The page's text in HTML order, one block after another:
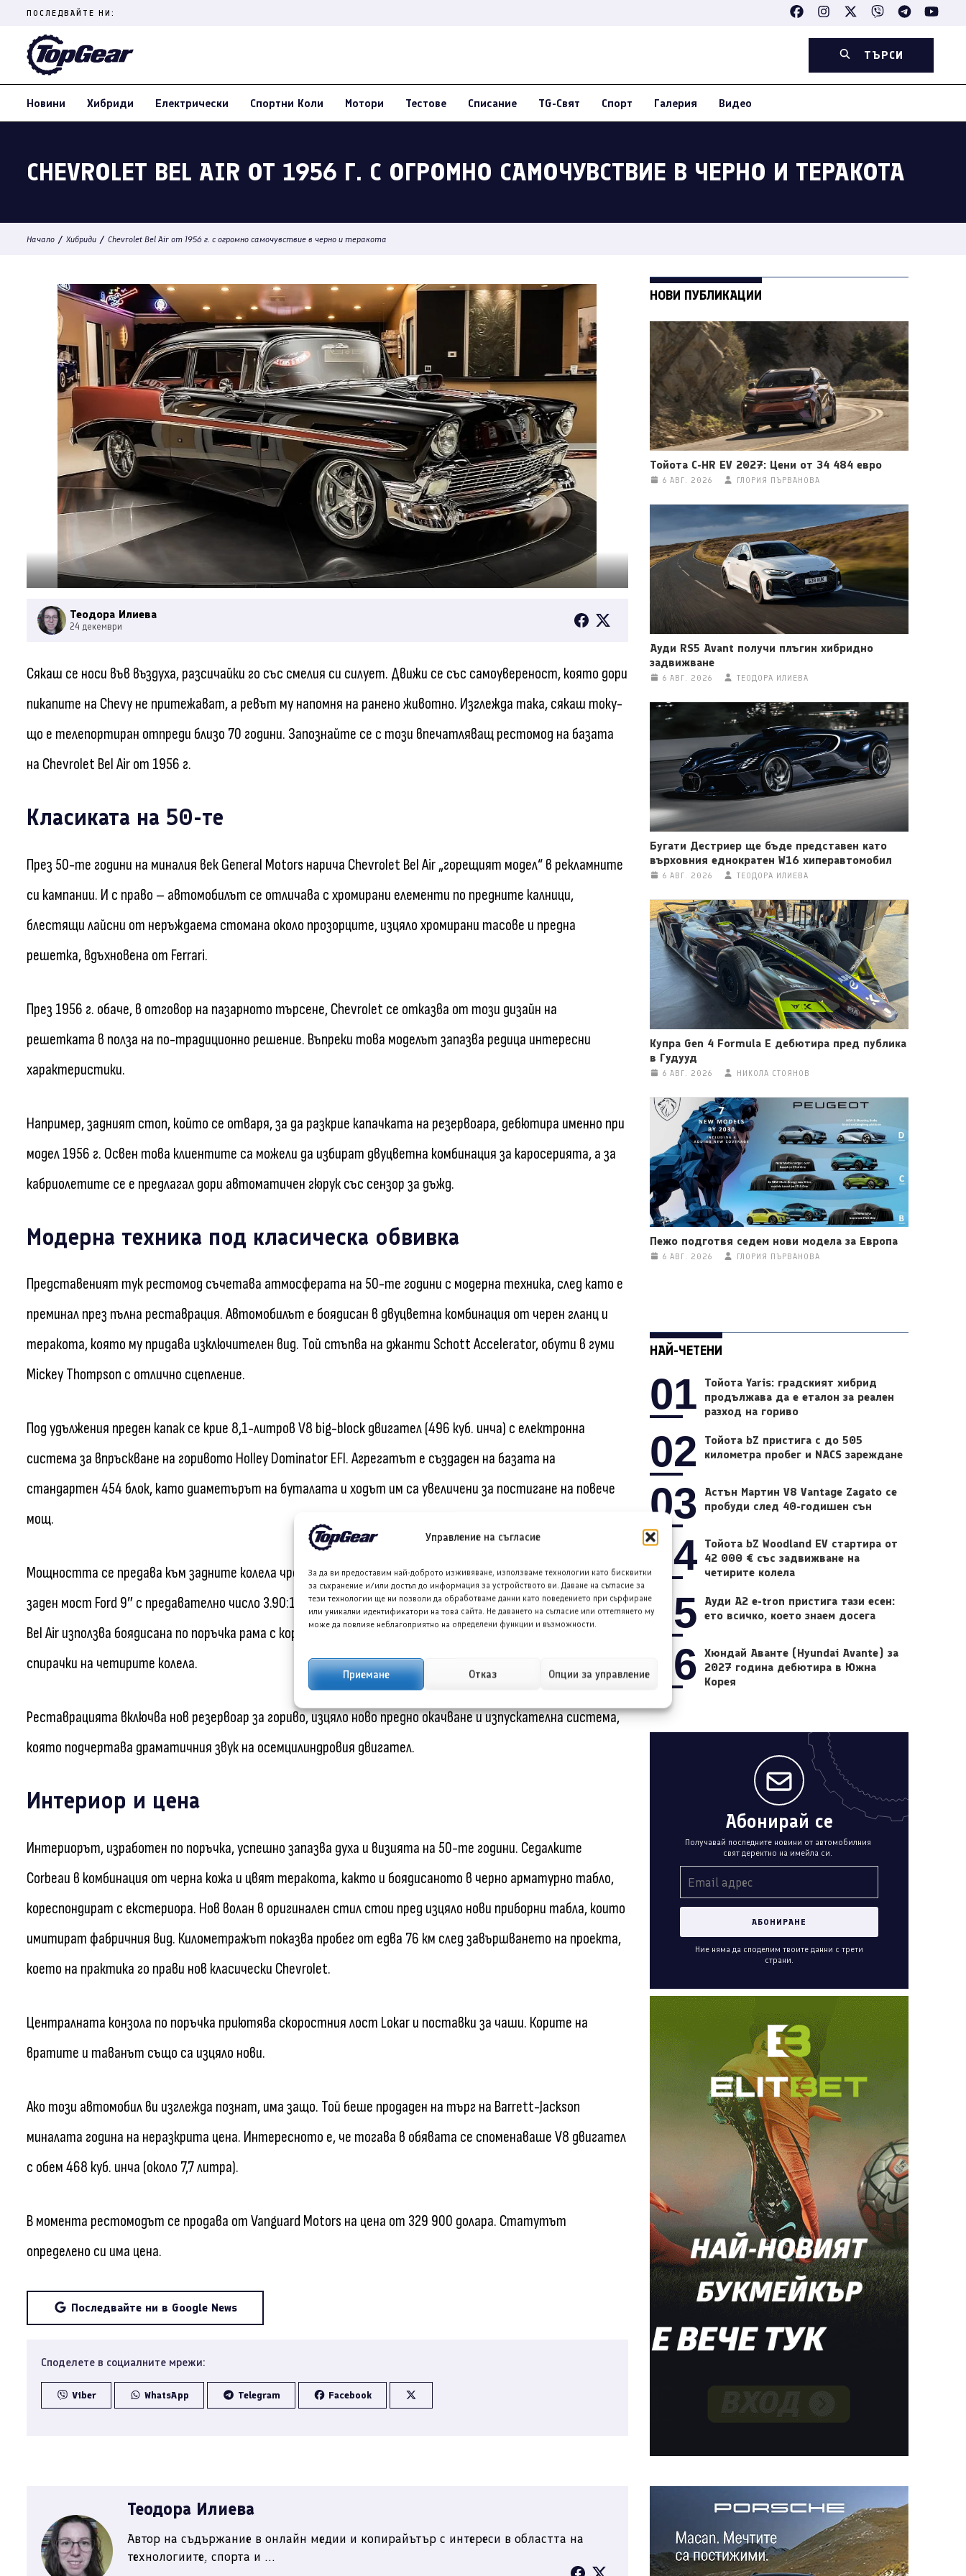
Управление на съгласие
За да ви предоставим най-доброто изживяване, използваме технологии като бисквитки
за съхранение и/или достъп до информация за устройството ви. Даване на съгласие за
тези технологии ще ни позволи да обработваме данни като поведението при сърфиране
или уникални идентификатори на това сайта. Не даването на съгласие или оттеглянето му
може да повлияе неблагоприятно на определени функции и възможности.
Приемане Отказ Опции за управление
content
(Press
ПОСЛЕДВАЙТЕ НИ:
ТЪРСИ
Новини Хибриди Електрически Спортни Коли Мотори Тестове Списание TG-Свят Спорт Галерия Видео
CHEVROLET BEL AIR ОТ 1956 Г. С ОГРОМНО САМОЧУВСТВИЕ В ЧЕРНО И ТЕРАКОТА
Начало / Хибриди / Chevrolet Bel Air от 1956 г. с огромно самочувствие в черно и теракота
Теодора Илиева
24 декември
Сякаш се носи във въздуха, разсичайки го със смелия си силует. Движи се със самоувереност, която дори
пикапите на Chevy не притежават, а ревът му напомня на ранено животно. Изглежда така, сякаш току-
що е телепортиран отпреди близо 70 години. Запознайте се с този впечатляващ рестомод на базата
на Chevrolet Bel Air от 1956 г.
Класиката на 50-те
През 50-те години на миналия век General Motors нарича Chevrolet Bel Air „горещият модел“ в рекламните
си кампании. И с право – автомобилът се отличава с хромирани елементи по предните калници,
блестящи лайсни от неръждаема стомана около прозорците, изцяло хромирани тасове и предна
решетка, вдъхновена от Ferrari.
През 1956 г. обаче, в отговор на пазарното търсене, Chevrolet се отказва от този дизайн на
решетката в полза на по-традиционно решение. Въпреки това моделът запазва редица интересни
характеристики.
Например, задният стоп, който се отваря, за да разкрие капачката на резервоара, дебютира именно при
модел 1956 г. Освен това клиентите са можели да избират двуцветна комбинация за каросерията, а за
кабриолетите се е предлагал дори автоматичен гюрук със сензор за дъжд.
Модерна техника под класическа обвивка
Представеният тук рестомод съчетава атмосферата на 50-те години с модерна техника, след като е
преминал през пълна реставрация. Автомобилът е боядисан в двуцветна комбинация от черен гланц и
теракота, която му придава изключителен вид. Той стъпва на джанти Schott Accelerator, обути в гуми
Mickey Thompson с отлично сцепление.
Под удължения преден капак се крие 8,1-литров V8 big-block двигател (496 куб. инча) с електронна
система за впръскване на горивото Holley Dominator EFI. Агрегатът е създаден на базата на
стандартен 454 блок, като диаметърът на буталата и ходът им са увеличени за постигане на повече
мощ.
Мощността се предава към задните колела чрез тристепенна автоматична скоростна кутия TH400 и
заден мост Ford 9″ с предавателно число 3.90:1 и диференциал с ограничено приплъзване (posi-traction).
Bel Air използва боядисана по поръчка рама с кормилна рейка, а спирачната сила се осигурява от дискови
спирачки на четирите колела.
Реставрацията включва нов резервоар за гориво, изцяло ново предно окачване и изпускателна система,
която подчертава драматичния звук на осемцилиндровия двигател.
Интериор и цена
Интериорът, изработен по поръчка, успешно запазва духа и визията на 50-те години. Седалките
Corbeau в комбинация от черна кожа и цвят теракота, както и боядисаното в черно арматурно табло,
кореспондират с екстериора. Нов волан в оригинален стил стои пред изцяло нови приборни табла, които
имитират фабричния вид. Километражът показва пробег от едва 76 км след завършването на проекта,
което на практика го прави нов класически Chevrolet.
Централната конзола по поръчка приютява скоростния лост Lokar и поставки за чаши. Корите на
вратите и таванът също са изцяло нови.
Ако този автомобил ви изглежда познат, има защо. Той беше продаден на търг на Barrett-Jackson
миналата година на неразкрита цена. Интересното е, че тогава в обявата се споменаваше V8 двигател
с обем 468 куб. инча (около 7,7 литра).
В момента рестомодът се продава от Vanguard Motors на цена от 329 900 долара. Статутът
определено си има цена.
Последвайте ни в Google News
Споделете в социалните мрежи:
Viber WhatsApp Telegram Facebook
Теодора Илиева
Автор на съдържание в онлайн медии и копирайътър с интереси в областта на
технологиите, спорта и ...
НОВИ ПУБЛИКАЦИИ
Тойота C-HR EV 2027: Цени от 34 484 евро
6 АВГ. 2026 ГЛОРИЯ ПЪРВАНОВА
Ауди RS5 Avant получи плъгин хибридно
задвижване
6 АВГ. 2026 ТЕОДОРА ИЛИЕВА
Бугати Дестриер ще бъде представен като
върховния еднократен W16 хиперавтомобил
6 АВГ. 2026 ТЕОДОРА ИЛИЕВА
Купра Gen 4 Formula E дебютира пред публика
в Гудууд
6 АВГ. 2026 НИКОЛА СТОЯНОВ
Пежо подготвя седем нови модела за Европа
6 АВГ. 2026 ГЛОРИЯ ПЪРВАНОВА
НАЙ-ЧЕТЕНИ
01
Тойота Yaris: градският хибрид
продължава да е еталон за реален
разход на гориво
02
Тойота bZ пристига с до 505
километра пробег и NACS зареждане
03
Астън Мартин V8 Vantage Zagato се
пробуди след 40-годишен сън
04 Тойота bZ Woodland EV стартира от
42 000 € със задвижване на
четирите колела
05
Ауди A2 e-tron пристига тази есен:
ето всичко, което знаем досега
06 Хюндай Аванте (Hyundai Avante) за
2027 година дебютира в Южна
Корея
Абонирай се
Получавай последните новини от автомобилния
свят деректно на имейла си.
Ние няма да споделим твоите данни с трети
страни.